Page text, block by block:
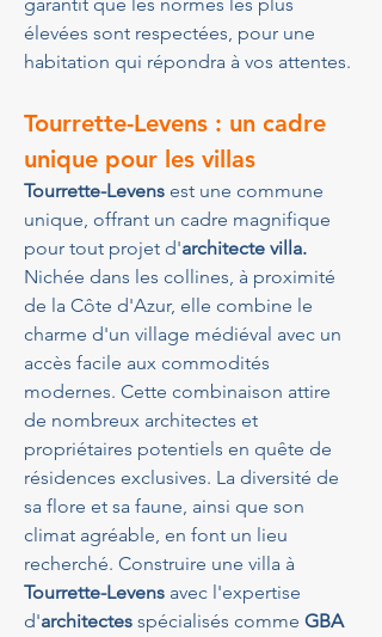
élevées sont respectées, pour une
habitation qui répondra à vos attentes.
Tourrette-Levens : un cadre
unique pour les villas
Tourrette-Levens est une commune
unique, offrant un cadre magnifique
pour tout projet d'architecte villa.
Nichée dans les collines, à proximité
de la Côte d'Azur, elle combine le
charme d'un village médiéval avec un
accès facile aux commodités
modernes. Cette combinaison attire
de nombreux architectes et
propriétaires potentiels en quête de
résidences exclusives. La diversité de
sa flore et sa faune, ainsi que son
climat agréable, en font un lieu
recherché. Construire une villa à
Tourrette-Levens avec l'expertise
d'architectes spécialisés comme GBA